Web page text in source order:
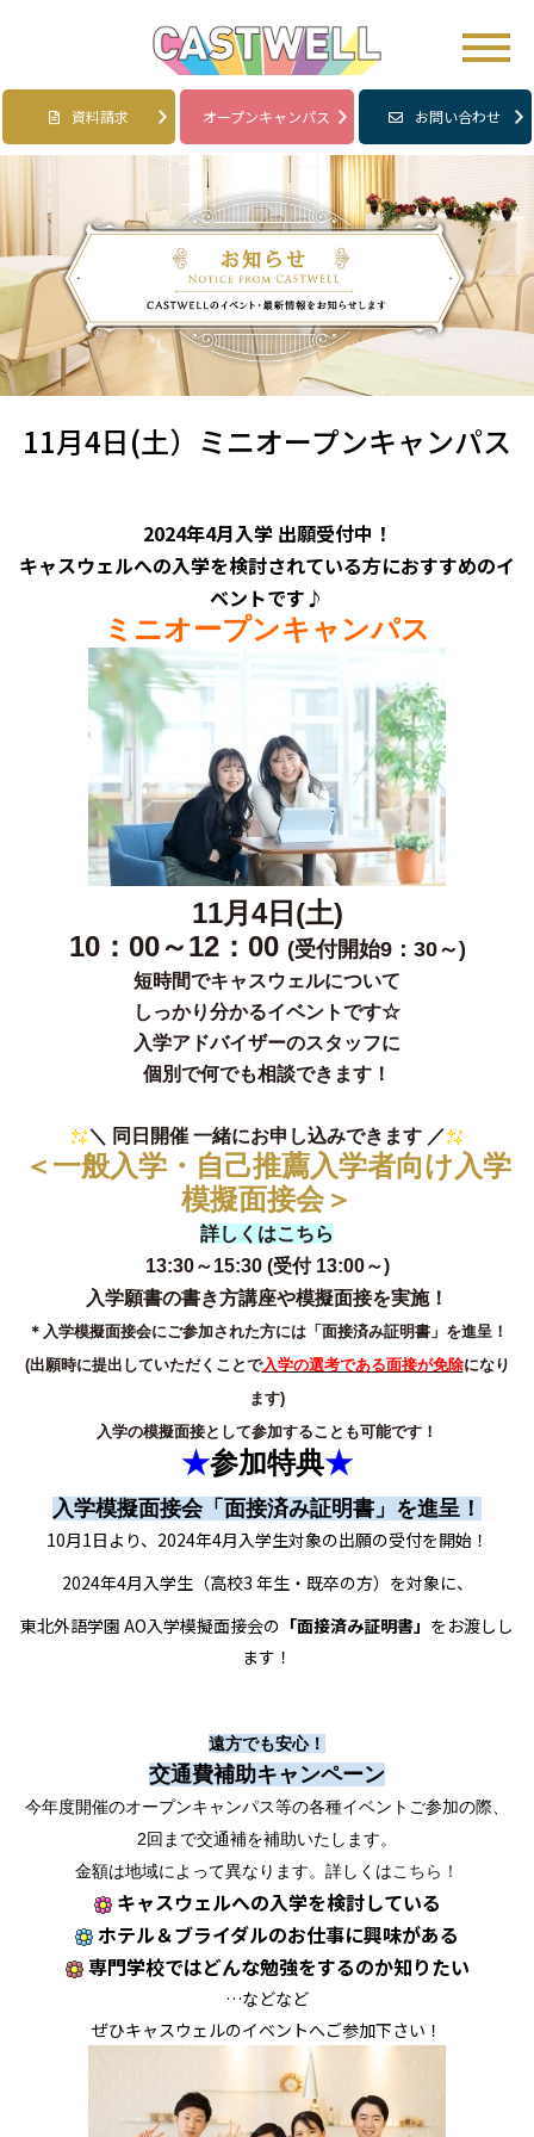
資料請求 オープンキャンパス お問い合わせ
11月4日(土）ミニオープンキャンパス
2024年4月入学 出願受付中！
キャスウェルへの入学を検討されている方におすすめのイ
ベントです♪
ミニオープンキャンパス
11月4日(土)
10：00～12：00 (受付開始9：30～)
短時間でキャスウェルについて
しっかり分かるイベントです☆
入学アドバイザーのスタッフに
個別で何でも相談できます！
＼ 同日開催 一緒にお申し込みできます ／
＜一般入学・自己推薦入学者向け入学
模擬面接会＞
詳しくはこちら
13:30～15:30 (受付 13:00～)
入学願書の書き方講座や模擬面接を実施！
＊入学模擬面接会にご参加された方には「面接済み証明書」を進呈！
(出願時に提出していただくことで入学の選考である面接が免除になり
ます)
入学の模擬面接として参加することも可能です！
★参加特典★
入学模擬面接会「面接済み証明書」を進呈！
10月1日より、2024年4月入学生対象の出願の受付を開始！
2024年4月入学生（高校3 年生・既卒の方）を対象に、
東北外語学園 AO入学模擬面接会の 「面接済み証明書」 をお渡しし
ます！
遠方でも安心！
交通費補助キャンペーン
今年度開催のオープンキャンパス等の各種イベントご参加の際、
2回まで交通補を補助いたします。
金額は地域によって異なります。詳しくはこちら！
キャスウェルへの入学を検討している
ホテル＆ブライダルのお仕事に興味がある
専門学校ではどんな勉強をするのか知りたい
…などなど
ぜひキャスウェルのイベントへご参加下さい！